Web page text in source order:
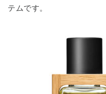
テムです。